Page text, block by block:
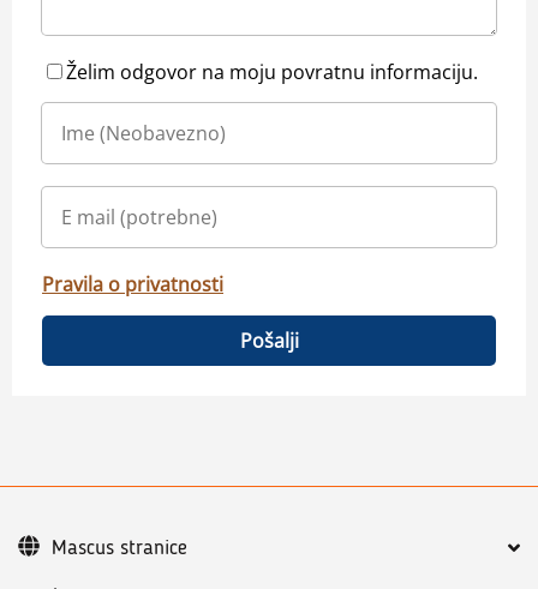
Želim odgovor na moju povratnu informaciju.
Pravila o privatnosti
Pošalji
Mascus stranice